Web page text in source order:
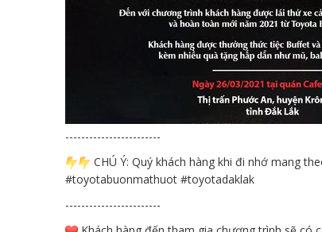
------------------------
CHÚ Ý: Quý khách hàng khi đi nhớ mang
#toyotabuonmathuot #toyotadaklak
------------------------